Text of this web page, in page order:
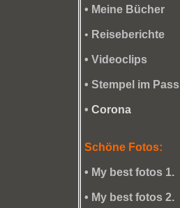
• Meine Bücher
• Reiseberichte
• Videoclips
• Stempel im Pass
• Corona
Schöne Fotos:
• My best fotos 1.
• My best fotos 2.